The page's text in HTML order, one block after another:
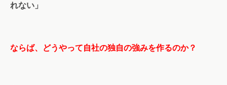
れない」
ならば、どうやって自社の独自の強みを作るのか？